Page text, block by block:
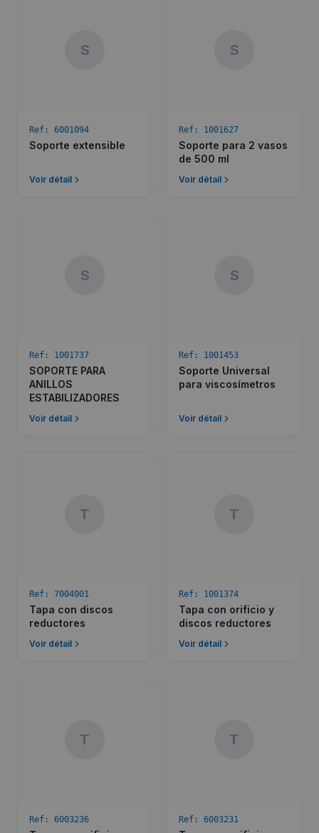
S
Ref: 6001094
Soporte extensible
Voir détail
S
Ref: 1001627
Soporte para 2 vasos
de 500 ml
Voir détail
S
Ref: 1001737
SOPORTE PARA
ANILLOS
ESTABILIZADORES
Voir détail
S
Ref: 1001453
Soporte Universal
para viscosí­metros
Voir détail
T
Ref: 7004001
Tapa con discos
reductores
Voir détail
T
Ref: 1001374
Tapa con orificio y
discos reductores
Voir détail
T
Ref: 6003236
T
Ref: 6003231